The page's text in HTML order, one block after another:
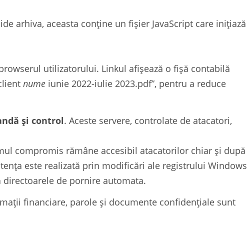
arhiva, aceasta conține un fișier JavaScript care inițiază
utilizatorului. Linkul afișează o fișă contabilă
nume iunie 2022-iulie 2023.pdf”, pentru a reduce
și control. Aceste servere, controlate de atacatori,
compromis rămâne accesibil atacatorilor chiar și după
este realizată prin modificări ale registrului Windows
de pornire automata.
financiare, parole și documente confidențiale sunt